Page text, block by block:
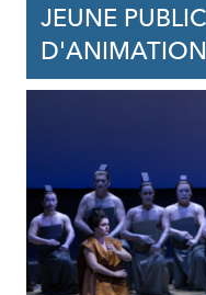
JEUNE
D'ANIMATION